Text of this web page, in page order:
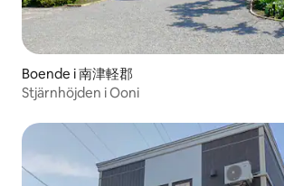
Boende i 南津軽郡
Stjärnhöjden i Ooni